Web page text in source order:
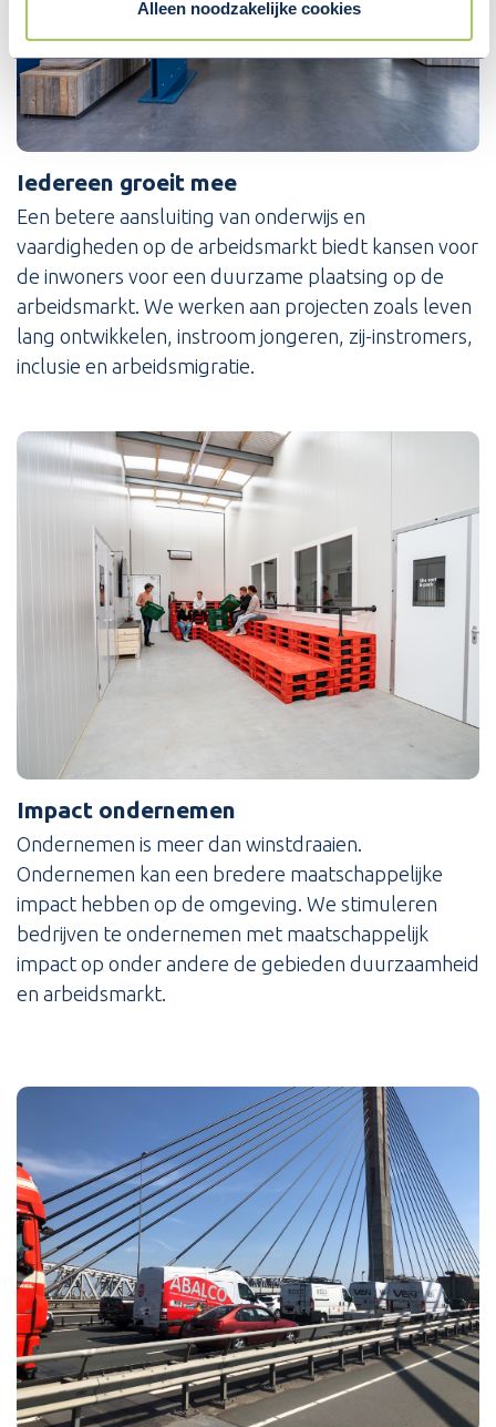
Alleen noodzakelijke cookies
Iedereen groeit mee
Een betere aansluiting van onderwijs en
vaardigheden op de arbeidsmarkt biedt kansen voor
de inwoners voor een duurzame plaatsing op de
arbeidsmarkt. We werken aan projecten zoals leven
lang ontwikkelen, instroom jongeren, zij-instromers,
inclusie en arbeidsmigratie.
Impact ondernemen
Ondernemen is meer dan winstdraaien.
Ondernemen kan een bredere maatschappelijke
impact hebben op de omgeving. We stimuleren
bedrijven te ondernemen met maatschappelijk
impact op onder andere de gebieden duurzaamheid
en arbeidsmarkt.